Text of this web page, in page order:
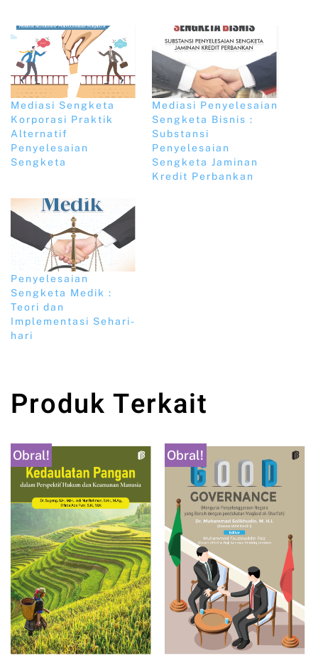
Mediasi Sengketa
Korporasi Praktik
Alternatif
Penyelesaian
Sengketa
Mediasi Penyelesaian
Sengketa Bisnis :
Substansi
Penyelesaian
Sengketa Jaminan
Kredit Perbankan
Penyelesaian
Sengketa Medik :
Teori dan
Implementasi Sehari-
hari
Produk Terkait
Obral! Obral!